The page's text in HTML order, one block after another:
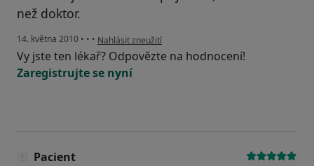
než doktor.
14. května 2010 • • • podle názoru uživatele Pacient
Nahlásit zneužití
Vy jste ten lékař? Odpovězte na hodnocení!
Zaregistrujte se nyní
Pacient